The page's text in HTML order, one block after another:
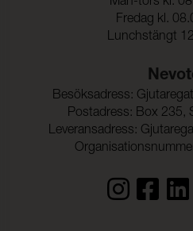
Fredag kl.
Lunchstängt
Besöksadress:
Postadress: Box 235,
Leveransadress: